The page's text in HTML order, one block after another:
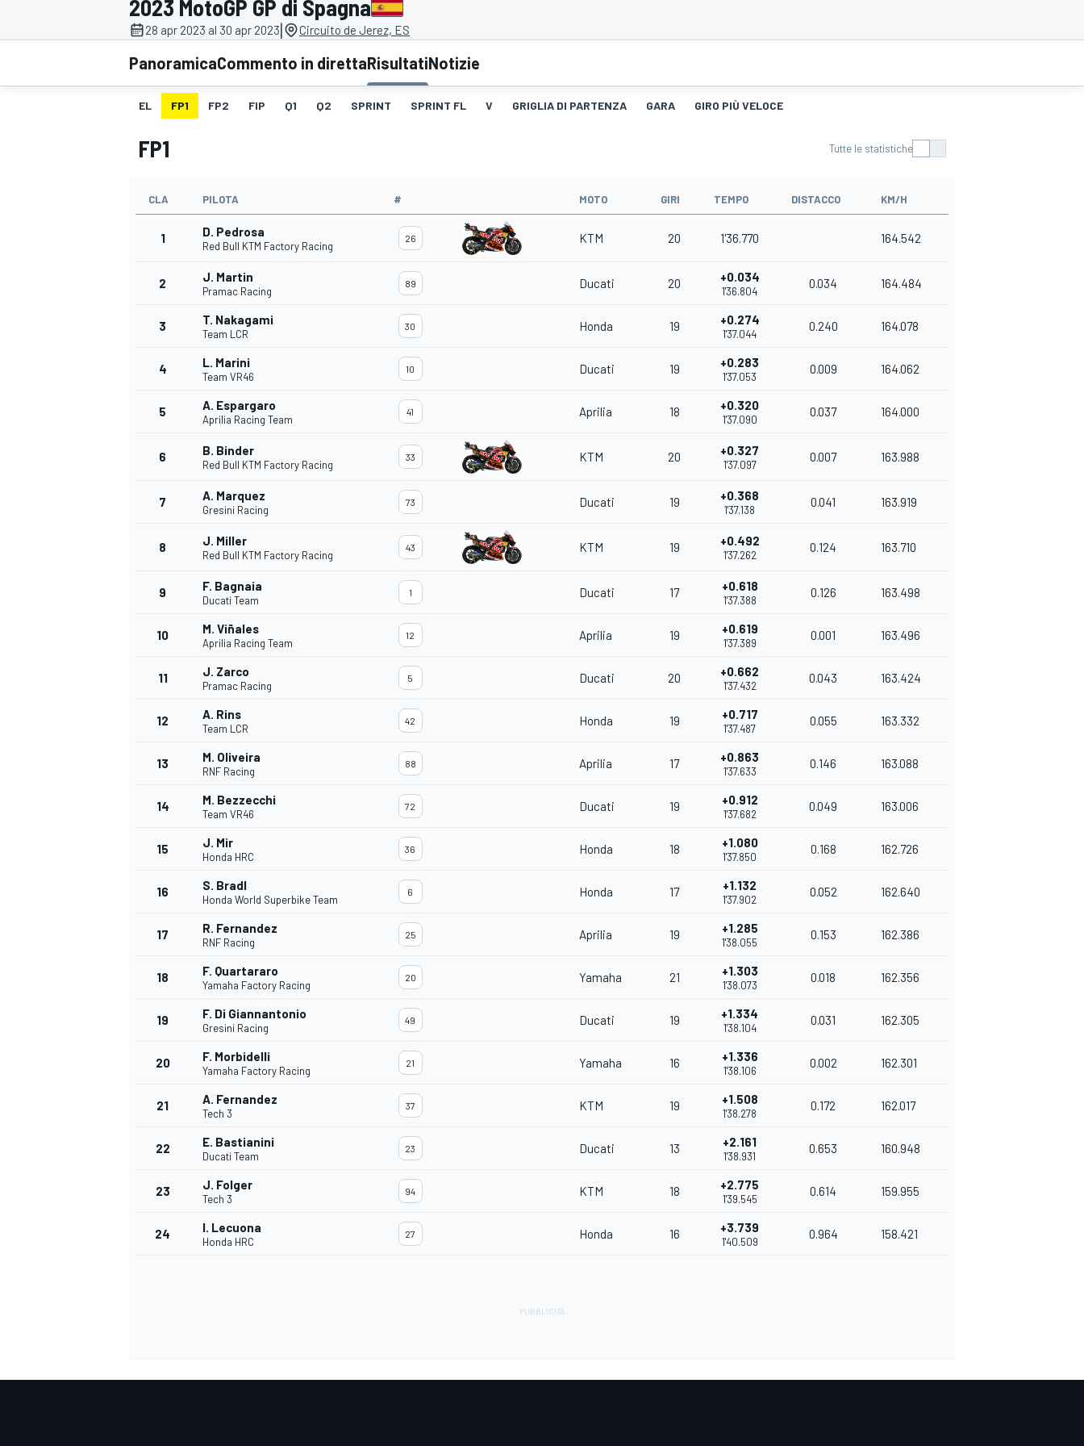
MOTOGP WEC
WRC
2023 MotoGP GP di Spagna
28 apr 2023 al 30 apr 2023| Circuito de Jerez, ES
PanoramicaCommento in direttaRisultatiNotizie
EL FP1 FP2 FIP Q1 Q2 SPRINT SPRINT FL V GRIGLIA DI PARTENZA GARA GIRO PIÙ VELOCE
FP1 Tutte le statistiche
CLA PILOTA # MOTO GIRI TEMPO DISTACCO KM/H
1 D. Pedrosa
Red Bull KTM Factory Racing
26 KTM 20 1'36.770 164.542
2 J. Martin
Pramac Racing
89 Ducati 20 +0.034
1'36.804
0.034 164.484
3 T. Nakagami
Team LCR
30 Honda 19 +0.274
1'37.044
0.240 164.078
4 L. Marini
Team VR46
10 Ducati 19 +0.283
1'37.053
0.009 164.062
5 A. Espargaro
Aprilia Racing Team
41 Aprilia 18 +0.320
1'37.090
0.037 164.000
6 B. Binder
Red Bull KTM Factory Racing
33 KTM 20 +0.327
1'37.097
0.007 163.988
7 A. Marquez
Gresini Racing
73 Ducati 19 +0.368
1'37.138
0.041 163.919
8 J. Miller
Red Bull KTM Factory Racing
43 KTM 19 +0.492
1'37.262
0.124 163.710
9 F. Bagnaia
Ducati Team
1 Ducati 17 +0.618
1'37.388
0.126 163.498
10 M. Viñales
Aprilia Racing Team
12 Aprilia 19 +0.619
1'37.389
0.001 163.496
11 J. Zarco
Pramac Racing
5 Ducati 20 +0.662
1'37.432
0.043 163.424
12 A. Rins
Team LCR
42 Honda 19 +0.717
1'37.487
0.055 163.332
13 M. Oliveira
RNF Racing
88 Aprilia 17 +0.863
1'37.633
0.146 163.088
14 M. Bezzecchi
Team VR46
72 Ducati 19 +0.912
1'37.682
0.049 163.006
15 J. Mir
Honda HRC
36 Honda 18 +1.080
1'37.850
0.168 162.726
16 S. Bradl
Honda World Superbike Team
6 Honda 17 +1.132
1'37.902
0.052 162.640
17 R. Fernandez
RNF Racing
25 Aprilia 19 +1.285
1'38.055
0.153 162.386
18 F. Quartararo
Yamaha Factory Racing
20 Yamaha 21 +1.303
1'38.073
0.018 162.356
19 F. Di Giannantonio
Gresini Racing
49 Ducati 19 +1.334
1'38.104
0.031 162.305
20 F. Morbidelli
Yamaha Factory Racing
21 Yamaha 16 +1.336
1'38.106
0.002 162.301
21 A. Fernandez
Tech 3
37 KTM 19 +1.508
1'38.278
0.172 162.017
22 E. Bastianini
Ducati Team
23 Ducati 13 +2.161
1'38.931
0.653 160.948
23 J. Folger
Tech 3
94 KTM 18 +2.775
1'39.545
0.614 159.955
24 I. Lecuona
Honda HRC
27 Honda 16 +3.739
1'40.509
0.964 158.421